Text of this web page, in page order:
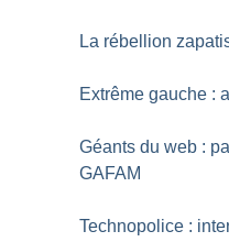
La rébellion
Extrême gauche :
Géants du web :
GAFAM
Technopolice :